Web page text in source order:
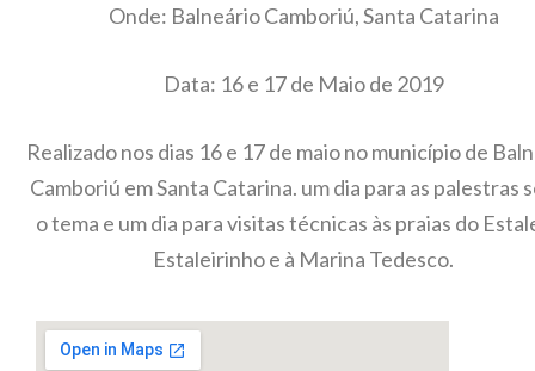
Onde: Balneário Camboriú, Santa Catarina
Data: 16 e 17 de Maio de 2019
Realizado nos dias 16 e 17 de maio no município de
Camboriú em Santa Catarina. um dia para as palestras
o tema e um dia para visitas técnicas às praias do
Estaleirinho e à Marina Tedesco.